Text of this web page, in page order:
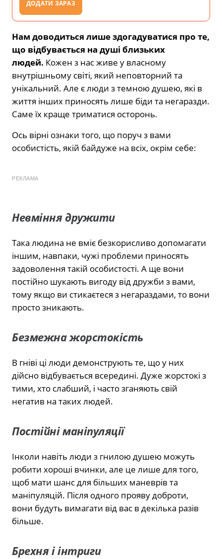
ДОДАТИ ЗАРАЗ
Нам доводиться лише здогадуватися про те,
що відбувається на душі близьких
людей. Кожен з нас живе у власному
внутрішньому світі, який неповторний та
унікальний. Але є люди з темною душею, які в
життя інших приносять лише біди та негаразди.
Саме їх краще триматися осторонь.
Ось вірні ознаки того, що поруч з вами
особистість, якій байдуже на всіх, окрім себе:
РЕКЛАМА
Невміння дружити
Така людина не вміє безкорисливо допомагати
іншим, навпаки, чужі проблеми приносять
задоволення такій особистості. А ще вони
постійно шукають вигоду від дружби з вами,
тому якщо ви стикаєтеся з негараздами, то вони
просто зникають.
Безмежна жорстокість
В гніві ці люди демонструють те, що у них
дійсно відбувається всередині. Дуже жорстокі з
тими, хто слабший, і часто зганяють свій
негатив на таких людей.
Постійні маніпуляції
Інколи навіть люди з гнилою душею можуть
робити хороші вчинки, але це лише для того,
щоб мати шанс для більших маневрів та
маніпуляцій. Після одного прояву доброти,
вони будуть вимагати від вас в декілька разів
більше.
Брехня і інтриги